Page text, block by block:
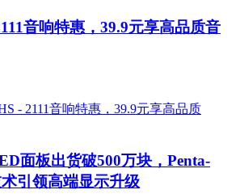
音响特惠，39.9元享高品质音
面板出货破500万块，Penta-
引领高端显示升级